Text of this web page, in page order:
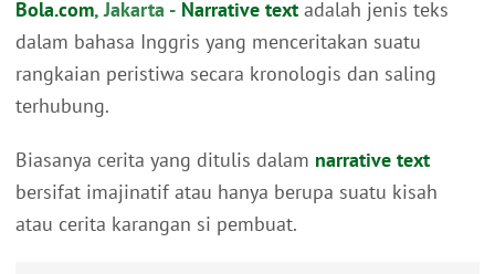
Bola.com, Jakarta - Narrative text adalah jenis teks
dalam bahasa Inggris yang menceritakan suatu
rangkaian peristiwa secara kronologis dan saling
terhubung.
Biasanya cerita yang ditulis dalam narrative text
bersifat imajinatif atau hanya berupa suatu kisah
atau cerita karangan si pembuat.